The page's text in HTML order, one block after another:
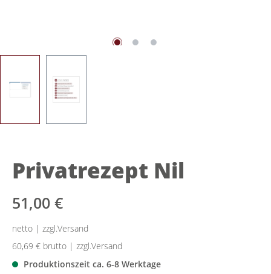
Privatrezept Nil
51,00 €
netto | zzgl.Versand
60,69 € brutto | zzgl.Versand
Produktionszeit ca. 6-8 Werktage